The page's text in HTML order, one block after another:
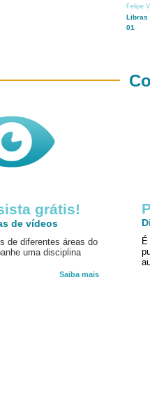
Felipe
Libras
01
grátis!
de vídeos
de diferentes áreas do
uma disciplina
Saiba mais